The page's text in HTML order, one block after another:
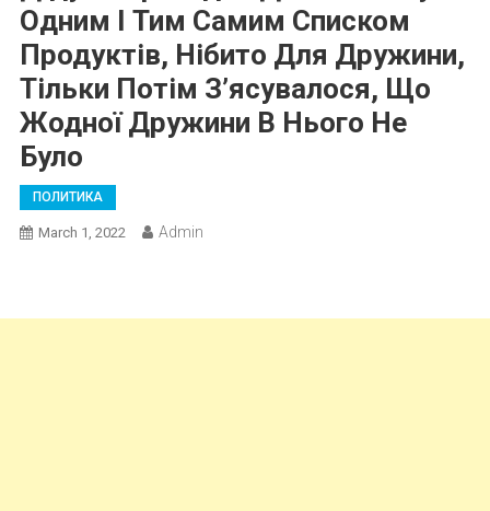
Одним І Тим Самим Списком
Продуктів, Нібито Для Дружини,
Тільки Потім З’ясувалося, Що
Жодної Дружини В Нього Не
Було
ПОЛИТИКА
March 1, 2022 Admin